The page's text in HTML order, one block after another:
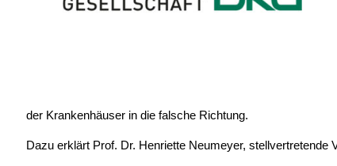
der Krankenhäuser in die falsche Richtung.
Dazu erklärt Prof. Dr. Henriette Neumeyer, stellvertretende